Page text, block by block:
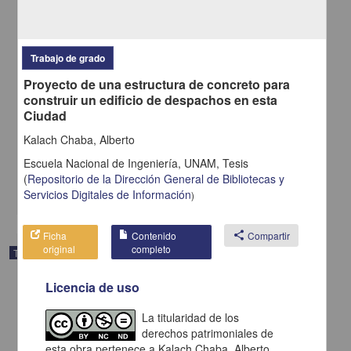
Proyecto de una estructura de concreto para construir un edificio de
despachos en esta Ciudad
Kalach Chaba, Alberto
Ingenierías
Trabajo de grado
Trabajo de grado
Proyecto de una estructura de concreto para
construir un edificio de despachos en esta
Ciudad
Kalach Chaba, Alberto
Escuela Nacional de Ingeniería, UNAM, Tesis
(Repositorio de la Dirección General de Bibliotecas y
Servicios Digitales de Información)
Ficha
original
Contenido
completo
share Compartir
Licencia de uso
La titularidad de los
derechos patrimoniales de